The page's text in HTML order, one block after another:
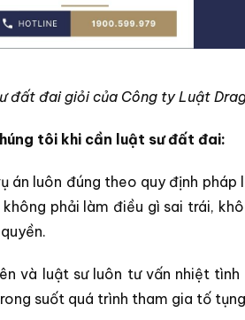
đất đai giỏi của Công ty Luật
tôi khi cần luật sư đất đai:
án luôn đúng theo quy định pháp
phải làm điều gì sai trái,
và luật sư luôn tư vấn nhiệt
suốt quá trình tham gia tố